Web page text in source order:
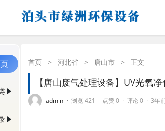
首页 > 河北省 > 唐山市 > 正文
【唐山废气处理设备】UV光氧
admin · 浏览 421 · 点赞 0 · 评论 0 · 3年